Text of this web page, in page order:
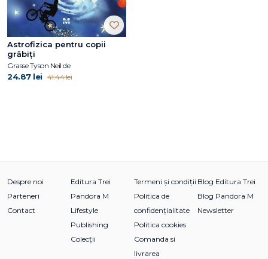
Astrofizica pentru copii
grăbiți
Grasse Tyson Neil de
24.87 lei 41.44 lei
Despre noi
Parteneri
Contact
Editura Trei
Pandora M
Lifestyle
Publishing
Colecții
Termeni și condiții
Politica de
confidențialitate
Politica cookies
Comanda si
livrarea
Blog Editura Trei
Blog Pandora M
Newsletter